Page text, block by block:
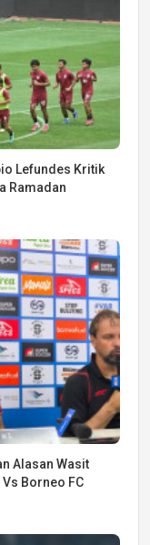
Lefundes Kritik
Ramadan
Alasan Wasit
Borneo FC